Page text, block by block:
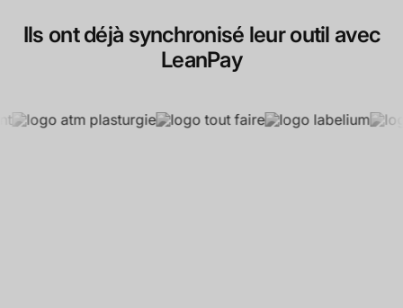
Ils ont déjà synchronisé leur outil avec
LeanPay